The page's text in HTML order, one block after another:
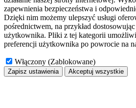
zapewnienia bezpieczeństwa i
Dzięki nim możemy ulepszyć usługi
pośrednictwem, na przykład
użytkownika. Pliki z tej kategorii
preferencji użytkownika po powrocie na
Włączony (Zablokowane)
Zapisz ustawienia Akceptuj wszystkie